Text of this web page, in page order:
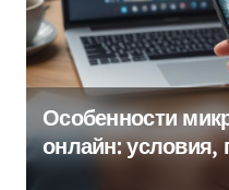
Особенности
онлайн: условия,
ставки и